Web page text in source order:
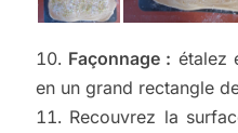
Façonnage : étalez
en un grand rectangle
Recouvrez la